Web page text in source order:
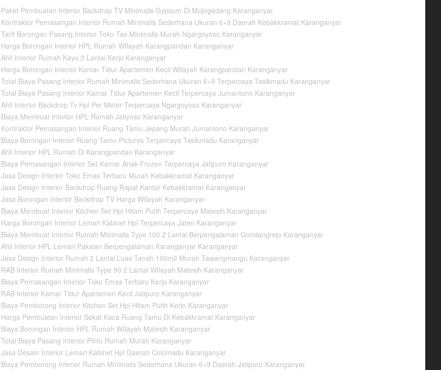
Pembuatan Interior Backdrop TV Minimalis Gypsum Di Mojogedang Karanganyar
Pemasangan Interior Rumah Minimalis Sederhana Ukuran 6×9 Daerah Kebakkramat Karanganyar
Borongan Pasang Interior Toko Tas Minimalis Murah Ngargoyoso Karanganyar
Borongan Interior HPL Rumah WIlayah Karangpandan Karanganyar
Interior Rumah Kayu 2 Lantai Kerjo Karanganyar
Borongan Interior Kamar Tidur Apartemen Kecil WIlayah Karangpandan Karanganyar
Biaya Pasang Interior Rumah Minimalis Sederhana Ukuran 6×9 Terpercaya Tasikmadu Karanganyar
Biaya Pasang Interior Kamar Tidur Apartemen Kecil Terpercaya Jumantono Karanganyar
Interior Backdrop Tv Hpl Per Meter Terpercaya Ngargoyoso Karanganyar
Membuat Interior HPL Rumah Jatiyoso Karanganyar
Pemasangan Interior Ruang Tamu Jepang Murah Jumantono Karanganyar
Borongan Interior Ruang Tamu Pictures Terpercaya Tasikmadu Karanganyar
Interior HPL Rumah Di Karangpandan Karanganyar
Pemasangan Interior Set Kamar Anak Frozen Terpercaya Jatipuro Karanganyar
Design Interior Toko Emas Terbaru Murah Kebakkramat Karanganyar
Design Interior Backdrop Ruang Rapat Kantor Kebakkramat Karanganyar
Borongan Interior Backdrop TV Harga WIlayah Karanganyar
Membuat Interior Kitchen Set Hpl Hitam Putih Terpercaya Matesih Karanganyar
Borongan Interior Lemari Kabinet Hpl Terpercaya Jaten Karanganyar
Membuat Interior Rumah Minimalis Type 100 2 Lantai Berpengalaman Gondangrejo Karanganyar
Interior HPL Lemari Pakaian Berpengalaman Karanganyar Karanganyar
Design Interior Rumah 2 Lantai Luas Tanah 100m2 Murah Tawangmangu Karanganyar
Interior Rumah Minimalis Type 90 2 Lantai WIlayah Matesih Karanganyar
Pemasangan Interior Toko Emas Terbaru Kerjo Karanganyar
Interior Kamar Tidur Apartemen Kecil Jatipuro Karanganyar
Pemborong Interior Kitchen Set Hpl Hitam Putih Kerjo Karanganyar
Pembuatan Interior Sekat Kaca Ruang Tamu Di Kebakkramat Karanganyar
Borongan Interior HPL Rumah WIlayah Matesih Karanganyar
Biaya Pasang Interior Pintu Rumah Murah Karanganyar
Desain Interior Lemari Kabinet Hpl Daerah Colomadu Karanganyar
Pemborong Interior Rumah Minimalis Sederhana Ukuran 6×9 Daerah Jatipuro Karanganyar